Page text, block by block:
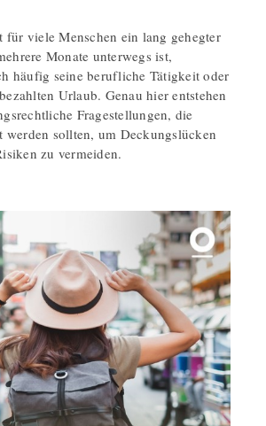
für viele Menschen ein lang gehegter
Monate unterwegs ist,
häufig seine berufliche Tätigkeit oder
Urlaub. Genau hier entstehen
Fragestellungen, die
sollten, um Deckungslücken
zu vermeiden.